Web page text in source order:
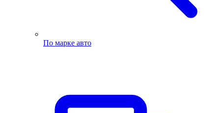
По марке авто